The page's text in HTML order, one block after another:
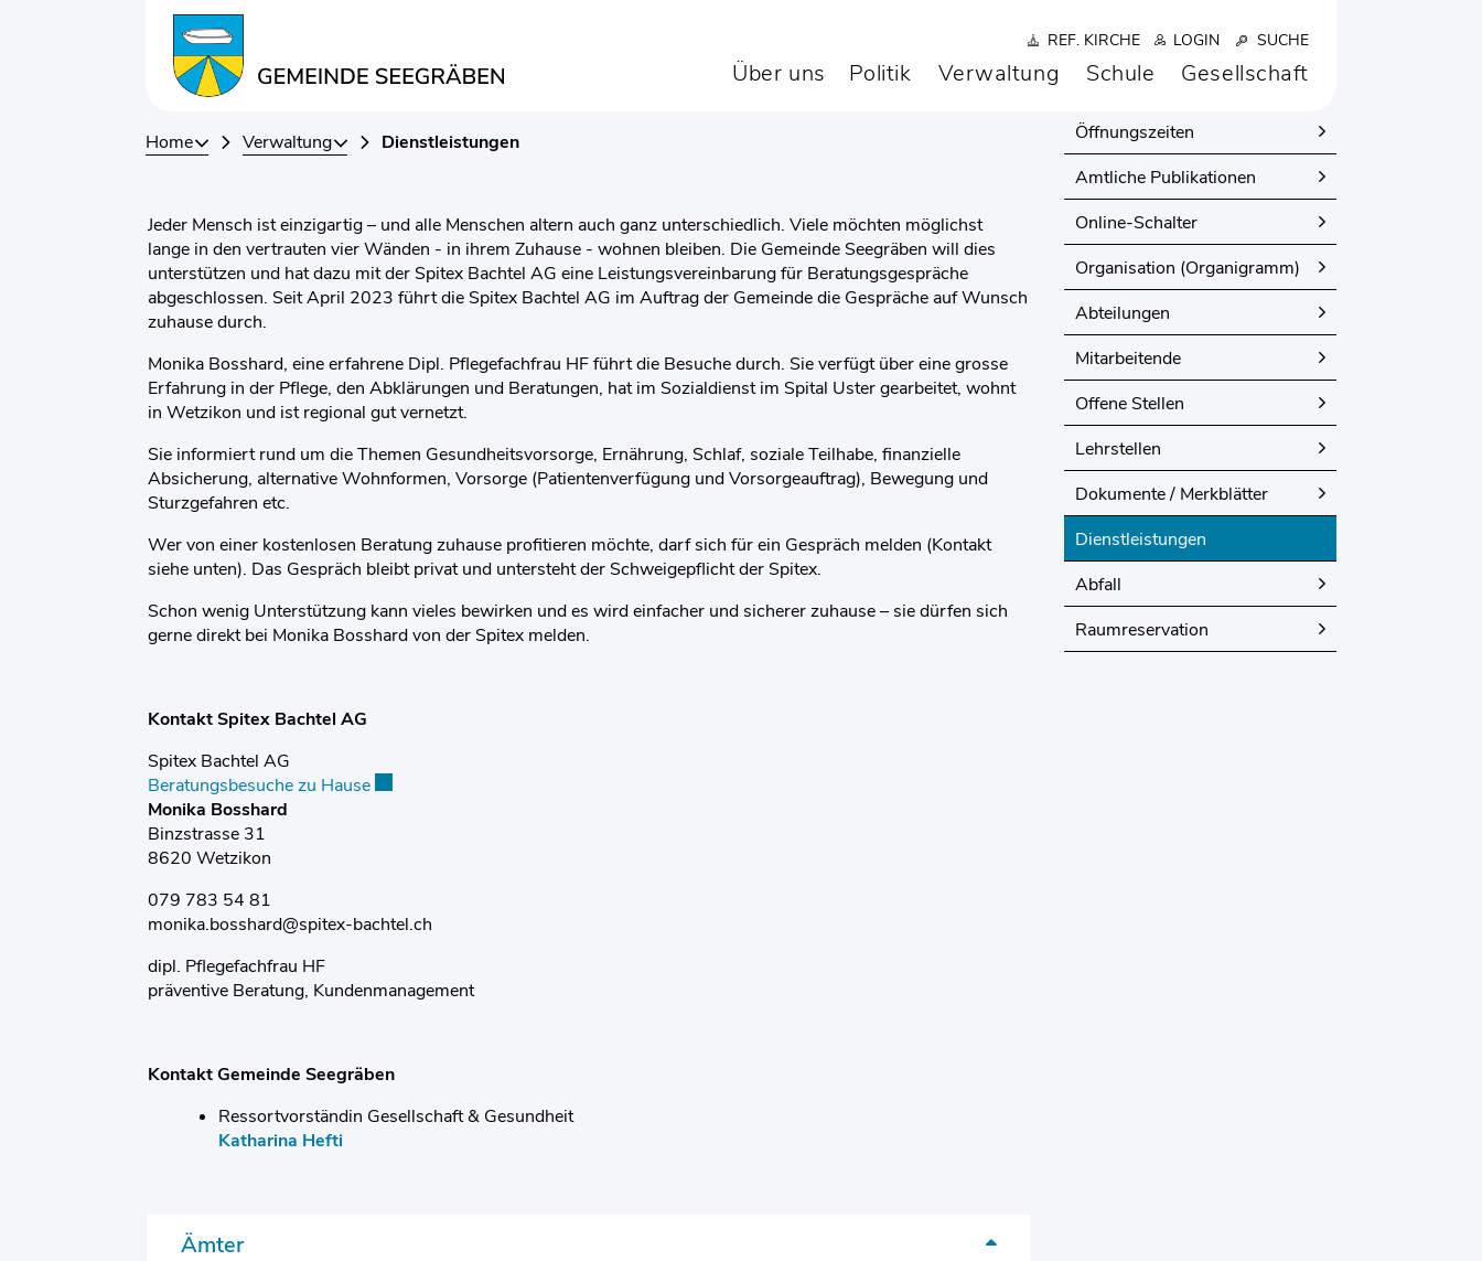
Kopfzeile REF. KIRCHE LOGIN SUCHE
Über uns Politik Verwaltung Schule Gesellschaft
Spitex-Beratungsbesuche
Home Verwaltung Dienstleistungen
Jeder Mensch ist einzigartig – und alle Menschen altern auch ganz unterschiedlich. Viele möchten möglichst
lange in den vertrauten vier Wänden - in ihrem Zuhause - wohnen bleiben. Die Gemeinde Seegräben will dies
unterstützen und hat dazu mit der Spitex Bachtel AG eine Leistungsvereinbarung für Beratungsgespräche
abgeschlossen. Seit April 2023 führt die Spitex Bachtel AG im Auftrag der Gemeinde die Gespräche auf Wunsch
zuhause durch.
Monika Bosshard, eine erfahrene Dipl. Pflegefachfrau HF führt die Besuche durch. Sie verfügt über eine grosse
Erfahrung in der Pflege, den Abklärungen und Beratungen, hat im Sozialdienst im Spital Uster gearbeitet, wohnt
in Wetzikon und ist regional gut vernetzt.
Sie informiert rund um die Themen Gesundheitsvorsorge, Ernährung, Schlaf, soziale Teilhabe, finanzielle
Absicherung, alternative Wohnformen, Vorsorge (Patientenverfügung und Vorsorgeauftrag), Bewegung und
Sturzgefahren etc.
Wer von einer kostenlosen Beratung zuhause profitieren möchte, darf sich für ein Gespräch melden (Kontakt
siehe unten). Das Gespräch bleibt privat und untersteht der Schweigepflicht der Spitex.
Schon wenig Unterstützung kann vieles bewirken und es wird einfacher und sicherer zuhause – sie dürfen sich
gerne direkt bei Monika Bosshard von der Spitex melden.
Kontakt Spitex Bachtel AG
Spitex Bachtel AG
Beratungsbesuche zu HauseExterner Link wird in einem neuen Fenster geöffnet.
Monika Bosshard
Binzstrasse 31
8620 Wetzikon
079 783 54 81
monika.bosshard@spitex-bachtel.ch
dipl. Pflegefachfrau HF
präventive Beratung, Kundenmanagement
Kontakt Gemeinde Seegräben
Ressortvorständin Gesellschaft & Gesundheit
Katharina Hefti
Zugehörige Objekte
Ämter
VERWALTUNG
Öffnungszeiten
Amtliche Publikationen
Online-Schalter
Organisation (Organigramm)
Abteilungen
Mitarbeitende
Offene Stellen
Lehrstellen
Dokumente / Merkblätter
Dienstleistungen
Abfall
Raumreservation